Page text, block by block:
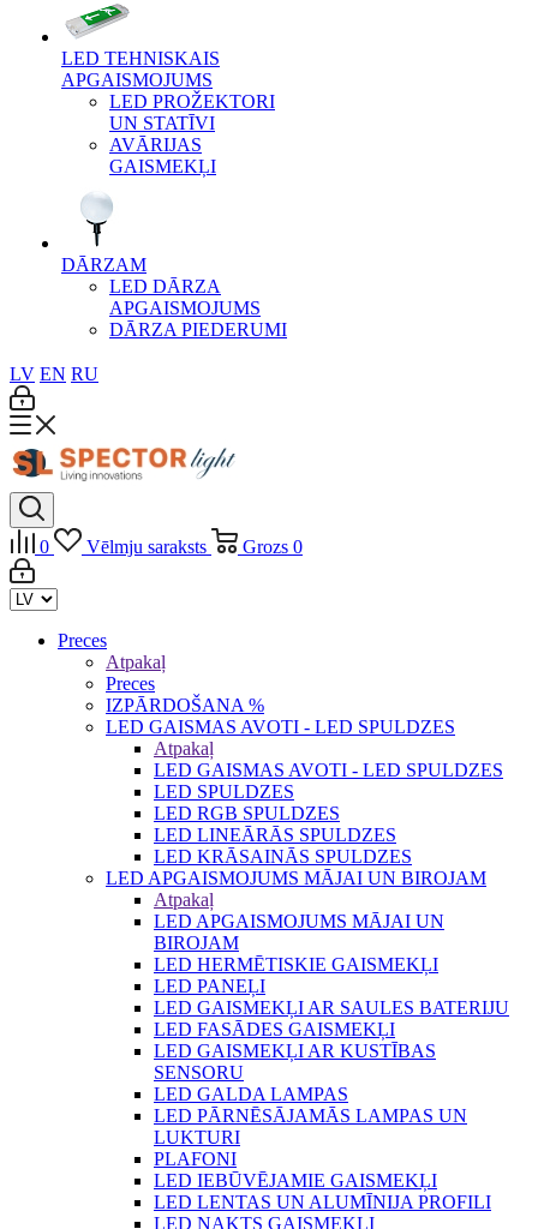
LED TEHNISKAIS
APGAISMOJUMS
LED PROŽEKTORI
UN STATĪVI
AVĀRIJAS
GAISMEKĻI
DĀRZAM
LED DĀRZA
APGAISMOJUMS
DĀRZA PIEDERUMI
LV EN RU
0 Vēlmju saraksts Grozs 0
Preces
Atpakaļ
Preces
IZPĀRDOŠANA %
LED GAISMAS AVOTI - LED SPULDZES
Atpakaļ
LED GAISMAS AVOTI - LED SPULDZES
LED SPULDZES
LED RGB SPULDZES
LED LINEĀRĀS SPULDZES
LED KRĀSAINĀS SPULDZES
LED APGAISMOJUMS MĀJAI UN BIROJAM
Atpakaļ
LED APGAISMOJUMS MĀJAI UN
BIROJAM
LED HERMĒTISKIE GAISMEKĻI
LED PANEĻI
LED GAISMEKĻI AR SAULES BATERIJU
LED FASĀDES GAISMEKĻI
LED GAISMEKĻI AR KUSTĪBAS
SENSORU
LED GALDA LAMPAS
LED PĀRNĒSĀJAMĀS LAMPAS UN
LUKTURI
PLAFONI
LED IEBŪVĒJAMIE GAISMEKĻI
LED LENTAS UN ALUMĪNIJA PROFILI
LED NAKTS GAISMEKĻI